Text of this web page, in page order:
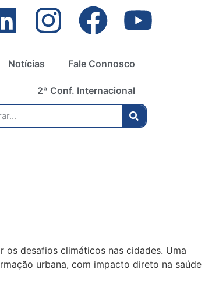
Notícias Fale Connosco
2ª Conf. Internacional
os desafios climáticos nas cidades. Uma
urbana, com impacto direto na saúde